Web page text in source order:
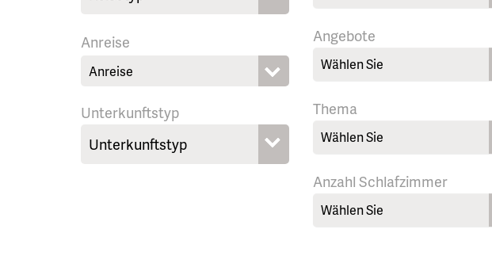
Anreise
Unterkunftstyp
Angebote
Wählen Sie
Thema
Wählen Sie
Anzahl Schlafzimmer
Wählen Sie